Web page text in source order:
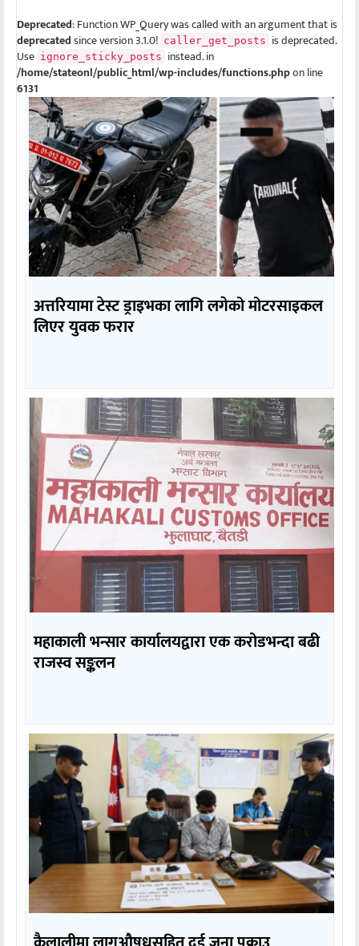
Deprecated: Function WP_Query was called with an argument that is
deprecatedsince version 3.1.0! caller_get_posts is deprecated.
Use ignore_sticky_posts instead. in
/home/stateonl/public_html/wp-includes/functions.phpon line
6131
अत्तरियामा टेस्ट ड्राइभका लागि लगेको मोटरसाइकल
लिएर युवक फरार
महाकाली भन्सार कार्यालयद्वारा एक करोडभन्दा बढी
राजस्व सङ्कलन